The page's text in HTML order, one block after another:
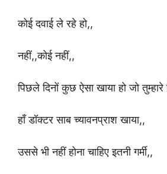
कोई दवाई ले रहे हो,,
नहीं,,कोई नहीं,,
पिछले दिनों कुछ ऐसा खाया हो जो तुम्हारे
हाँ डॉक्टर साब च्यावनप्राश खाया,,
उससे भी नहीं होना चाहिए इतनी गर्मी,,